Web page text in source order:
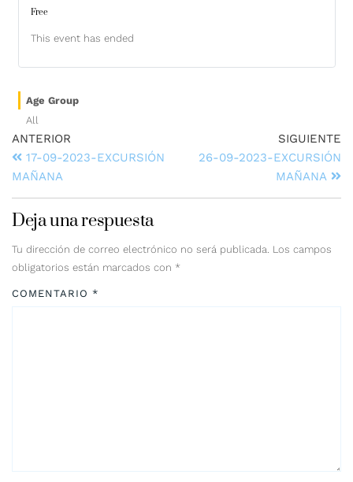
Free
This event has ended
Age Group
All
ANTERIOR
17-09-2023-EXCURSIÓN
MAÑANA
SIGUIENTE
26-09-2023-EXCURSIÓN
MAÑANA
Deja una respuesta
Tu dirección de correo electrónico no será publicada. Los campos
obligatorios están marcados con *
COMENTARIO *